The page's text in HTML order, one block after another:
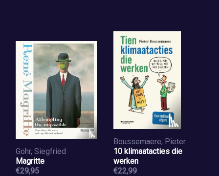
Gohr, Siegfried
Magritte
€29,95
Boussemaere, Pieter
10 klimaatacties die
werken
€22,99